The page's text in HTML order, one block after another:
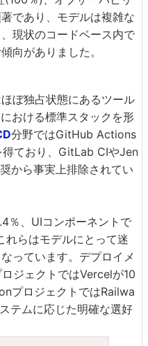
であり、モデルは複雑な
現状のコードベース内で
向がありました。
ぼ独占状態にあるツール
おける標準スタックを形
分野ではGitHub Actions
ており、GitLab CIやJen
から事実上排除されてい
％、UIコンポーネントで
らはモデルにとって迷
っています。デプロイメ
ジェクトではVercelが10
プロジェクトではRailwa
テムに応じた明確な選好